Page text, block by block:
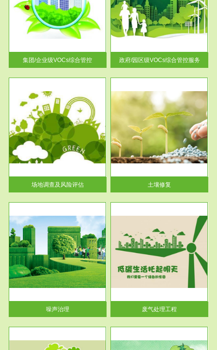
集团/企业级VOCs综合管控
政府/园区级VOCs综合管控服务
根据《石化行业挥发性有机物综
合整治方案》文件要求，到2017
年，全...
政府/园区级VOCs综合管控服务
场地调查及风险评估
服务范围
土壤修复
土壤修复
噪声治理
服务范围
废气处理工程
废气处理工程